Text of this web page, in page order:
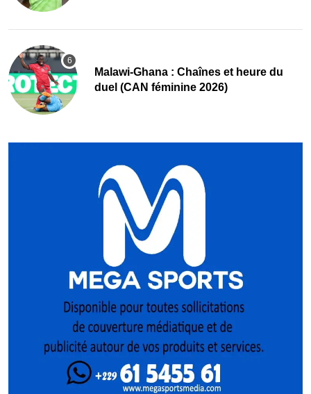
Malawi-Ghana : Chaînes et heure du
duel (CAN féminine 2026)